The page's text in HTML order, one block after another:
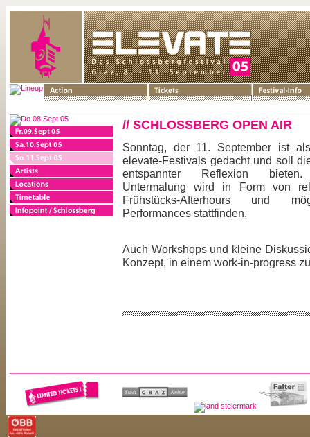
// SCHLOSSBERG OPEN AIR
Sonntag, der 11. September ist
elevate-Festivals gedacht und soll
entspannter Reflexion bieten.
Untermalung wird in Form von
Frühstücks-Afterhours und
Performances stattfinden.
Auch Workshops und kleine
Konzept, in einem work-in-progress